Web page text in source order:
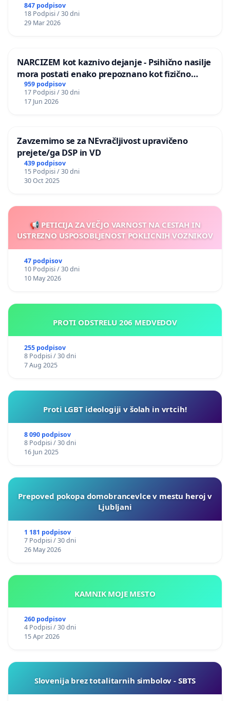
847 podpisov
18 Podpisi / 30 dni
29 Mar 2026
NARCIZEM kot kaznivo dejanje - Psihično nasilje
mora postati enako prepoznano kot fizično
nasilje
959 podpisov
17 Podpisi / 30 dni
17 Jun 2026
Zavzemimo se za NEvračljivost upravičeno
prejete/ga DSP in VD
439 podpisov
15 Podpisi / 30 dni
30 Oct 2025
📢 PETICIJA ZA VEČJO VARNOST NA CESTAH IN
USTREZNO USPOSOBLJENOST POKLICNIH VOZNIKOV
47 podpisov
10 Podpisi / 30 dni
10 May 2026
PROTI ODSTRELU 206 MEDVEDOV
255 podpisov
8 Podpisi / 30 dni
7 Aug 2025
Proti LGBT ideologiji v šolah in vrtcih!
8 090 podpisov
8 Podpisi / 30 dni
16 Jun 2025
Prepoved pokopa domobrancevlce v mestu heroj v
Ljubljani
1 181 podpisov
7 Podpisi / 30 dni
26 May 2026
KAMNIK MOJE MESTO
260 podpisov
4 Podpisi / 30 dni
15 Apr 2026
Slovenija brez totalitarnih simbolov - SBTS